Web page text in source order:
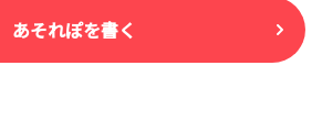
あそれぽを書く